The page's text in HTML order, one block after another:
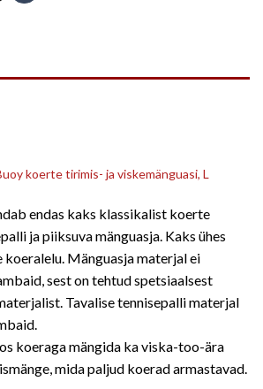
koerte tirimis- ja viskemänguasi, L
endas kaks klassikalist koerte
ja piiksuva mänguasja. Kaks ühes
koeralelu. Mänguasja materjal ei
sest on tehtud spetsiaalsest
Tavalise tennisepalli materjal
koeraga mängida ka viska-too-ära
mida paljud koerad armastavad.